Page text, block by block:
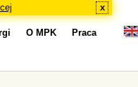
x
O MPK Praca